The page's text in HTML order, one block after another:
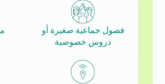
فصول جماعية صغيرة أو
دروس خصوصية